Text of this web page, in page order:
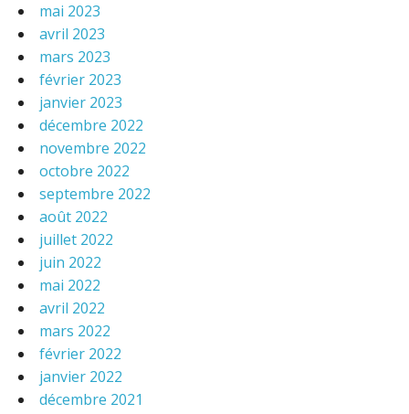
mai 2023
avril 2023
mars 2023
février 2023
janvier 2023
décembre 2022
novembre 2022
octobre 2022
septembre 2022
août 2022
juillet 2022
juin 2022
mai 2022
avril 2022
mars 2022
février 2022
janvier 2022
décembre 2021